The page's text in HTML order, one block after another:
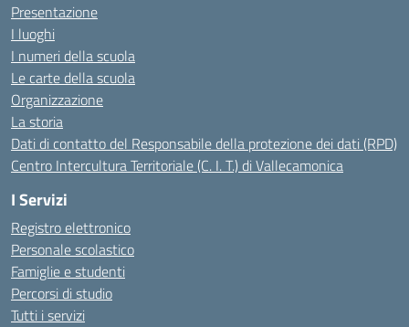
Presentazione
I luoghi
I numeri della scuola
Le carte della scuola
Organizzazione
La storia
Dati di contatto del Responsabile della protezione dei dati (RPD)
Centro Intercultura Territoriale (C. I. T.) di Vallecamonica
I Servizi
Registro elettronico
Personale scolastico
Famiglie e studenti
Percorsi di studio
Tutti i servizi